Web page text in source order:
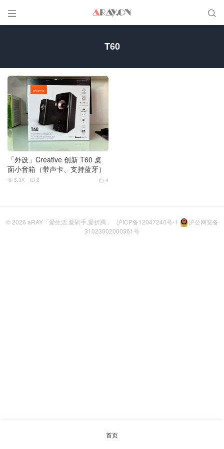
 
T60
「外设」Creative 创新 T60 桌
面小音箱（带声卡、支持蓝牙）
 4
 5.3K  2
© 2026 aRAY「爱生活.爱剁手.爱折腾」 沪ICP备12047240号-1
沪公网安备
31023002000361号
首页